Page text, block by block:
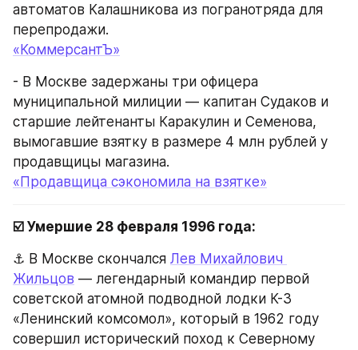
автоматов Калашникова из погранотряда для
перепродажи.
«КоммерсантЪ»
- В Москве задержаны три офицера
муниципальной милиции — капитан Судаков и
старшие лейтенанты Каракулин и Семенова,
вымогавшие взятку в размере 4 млн рублей у
продавщицы магазина.
«Продавщица сэкономила на взятке»
☑️ Умершие 28 февраля 1996 года:
⚓️ В Москве скончался Лев Михайлович
Жильцов — легендарный командир первой
советской атомной подводной лодки К-3
«Ленинский комсомол», который в 1962 году
совершил исторический поход к Северному